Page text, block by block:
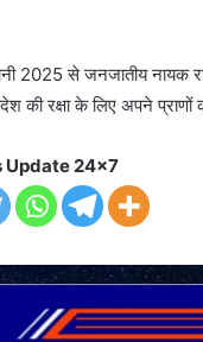
2025 से जनजातीय
रक्षा के लिए अपने प्राणों
Update 24x7